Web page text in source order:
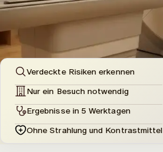
Verdeckte Risiken erkennen
Nur ein Besuch notwendig
Ergebnisse in 5 Werktagen
Ohne Strahlung und Kontrastmittel